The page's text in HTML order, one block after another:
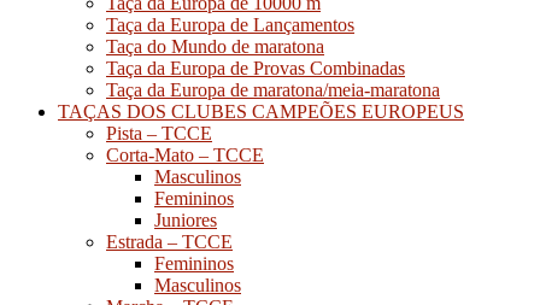
Taça da Europa de Lançamentos
Taça do Mundo de maratona
Taça da Europa de Provas Combinadas
Taça da Europa de maratona/meia-maratona
TAÇAS DOS CLUBES CAMPEÕES EUROPEUS
Pista – TCCE
Corta-Mato – TCCE
Masculinos
Femininos
Juniores
Estrada – TCCE
Femininos
Masculinos